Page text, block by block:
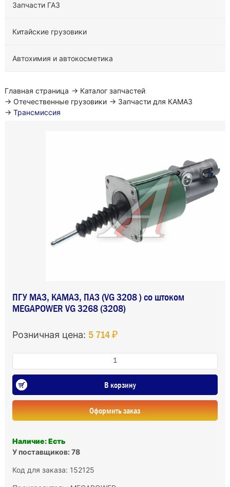
Запчасти ГАЗ
Китайские грузовики
Автохимия и автокосметика
Главная страница → Каталог запчастей
→ Отечественные грузовики → Запчасти для КАМАЗ
→ Трансмиссия
ПГУ МАЗ, КАМАЗ, ПАЗ (VG 3208 ) со штоком
MEGAPOWER VG 3268 (3208)
Розничная цена: 5 714 ₽
В корзину
Оформить заказ
Наличие: Есть
У поставщиков: 78
Код для заказа: 152125